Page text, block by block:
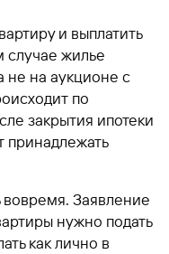
и выплатить
случае жилье
не на аукционе с
по
закрытия ипотеки
принадлежать
вовремя. Заявление
нужно подать
как лично в